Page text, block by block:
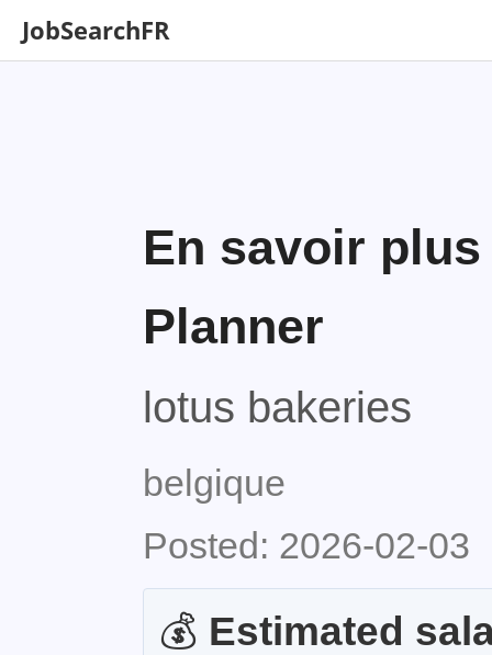
JobSearchFR
En savoir
Planner
lotus bakeries
belgique
Posted: 2026-02-03
💰 Estimated